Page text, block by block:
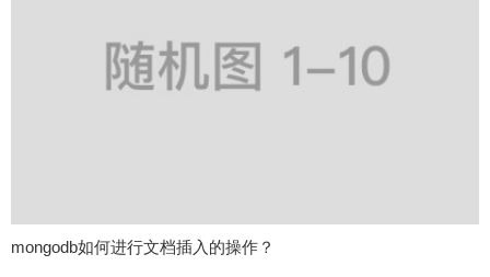
mongodb如何进行文档插入的操作？